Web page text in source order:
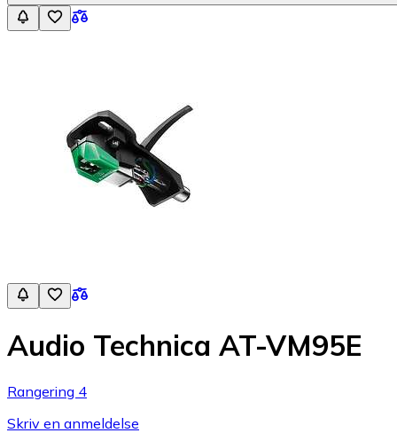
Audio Technica AT-VM95E
Rangering 4
Skriv en anmeldelse